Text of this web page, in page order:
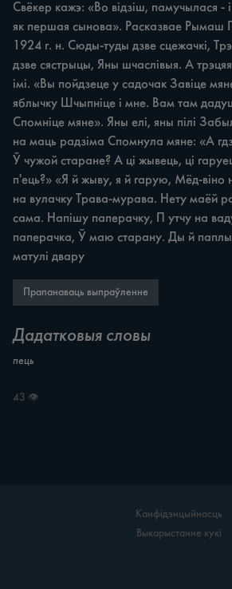
Свёкер кажэ: «Во відзіш, памучылася -
як першая сынова». Расказвае Рымаш
1924 г. н. Сюды-туды дзве сцежачкі,
дзве сястрыцы, Яны шчаслівыя. А
імі. «Вы пойдзеце у садочак Завіце
яблычку Шчыпніце i мне. Вам там дадуць
Спомніце мяне». Яны елі, яны пілі
на маць радзіма Спомнула мяне: «А
Ў чужой старане? А ці жывець, ці
п'ець?» «Я й жыву, я й гарую, Мёд-віно
на вулачку Трава-мурава. Нету маёй
сама. Напішу паперачку, П утчу на
паперачка, Ў маю старану. Ды й
матулі двару
Прапанаваць выпраўленне
Дадатковыя словы
пець
43 👁
Канфідэнцыйнасць
Выкарыстанне кукі